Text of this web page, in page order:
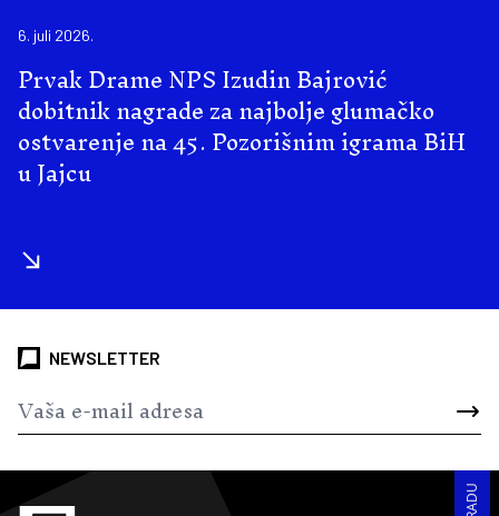
6. juli 2026.
Prvak Drame NPS Izudin Bajrović
dobitnik nagrade za najbolje glumačko
ostvarenje na 45. Pozorišnim igrama BiH
u Jajcu
NEWSLETTER